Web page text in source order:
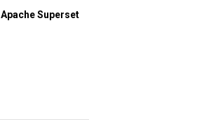
Apache Superset